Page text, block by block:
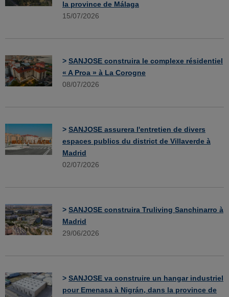
la province de Málaga
15/07/2026
> SANJOSE construira le complexe résidentiel
« A Proa » à La Corogne
08/07/2026
> SANJOSE assurera l'entretien de divers
espaces publics du district de Villaverde à
Madrid
02/07/2026
> SANJOSE construira Truliving Sanchinarro à
Madrid
29/06/2026
> SANJOSE va construire un hangar industriel
pour Emenasa à Nigrán, dans la province de